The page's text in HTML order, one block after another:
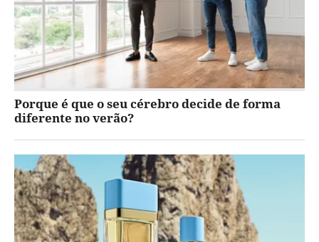
Porque é que o seu cérebro decide de forma
diferente no verão?